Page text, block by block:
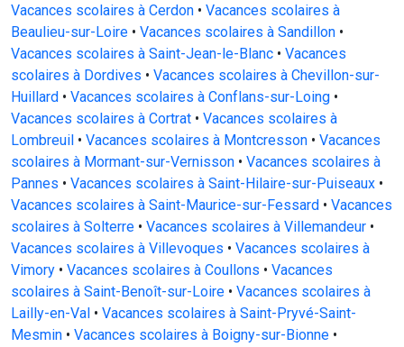
Vacances scolaires à Cerdon • Vacances scolaires à
Beaulieu-sur-Loire • Vacances scolaires à Sandillon •
Vacances scolaires à Saint-Jean-le-Blanc • Vacances
scolaires à Dordives • Vacances scolaires à Chevillon-sur-
Huillard • Vacances scolaires à Conflans-sur-Loing •
Vacances scolaires à Cortrat • Vacances scolaires à
Lombreuil • Vacances scolaires à Montcresson • Vacances
scolaires à Mormant-sur-Vernisson • Vacances scolaires à
Pannes • Vacances scolaires à Saint-Hilaire-sur-Puiseaux •
Vacances scolaires à Saint-Maurice-sur-Fessard • Vacances
scolaires à Solterre • Vacances scolaires à Villemandeur •
Vacances scolaires à Villevoques • Vacances scolaires à
Vimory • Vacances scolaires à Coullons • Vacances
scolaires à Saint-Benoît-sur-Loire • Vacances scolaires à
Lailly-en-Val • Vacances scolaires à Saint-Pryvé-Saint-
Mesmin • Vacances scolaires à Boigny-sur-Bionne •